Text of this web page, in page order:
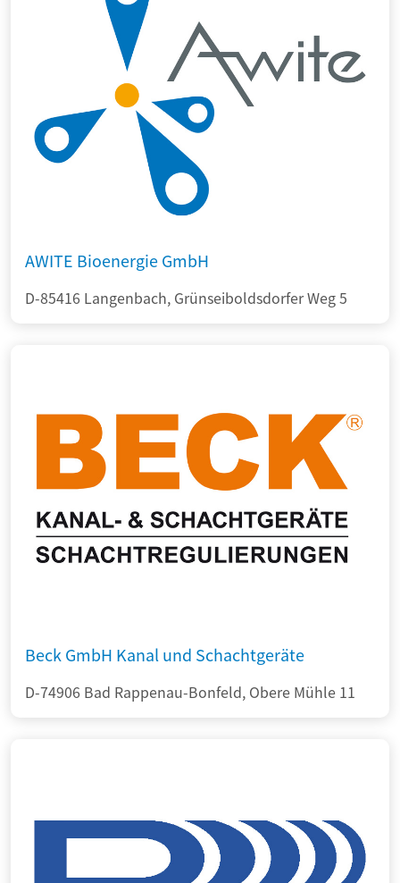
AWITE Bioenergie GmbH
D-85416 Langenbach, Grünseiboldsdorfer Weg 5
Beck GmbH Kanal und Schachtgeräte
D-74906 Bad Rappenau-Bonfeld, Obere Mühle 11